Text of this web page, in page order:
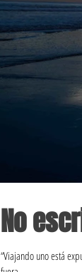
No
“Viajando uno está